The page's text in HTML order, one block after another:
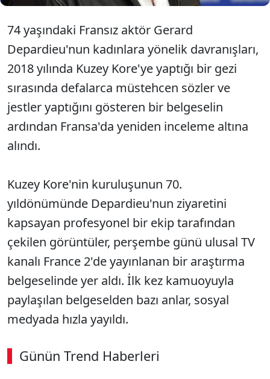
74 yaşındaki Fransız aktör Gerard
Depardieu'nun kadınlara yönelik davranışları,
2018 yılında Kuzey Kore'ye yaptığı bir gezi
sırasında defalarca müstehcen sözler ve
jestler yaptığını gösteren bir belgeselin
ardından Fransa'da yeniden inceleme altına
alındı.
Kuzey Kore'nin kuruluşunun 70.
yıldönümünde Depardieu'nun ziyaretini
kapsayan profesyonel bir ekip tarafından
çekilen görüntüler, perşembe günü ulusal TV
kanalı France 2'de yayınlanan bir araştırma
belgeselinde yer aldı. İlk kez kamuoyuyla
paylaşılan belgeselden bazı anlar, sosyal
medyada hızla yayıldı.
Günün Trend Haberleri
00:02 / 08:43